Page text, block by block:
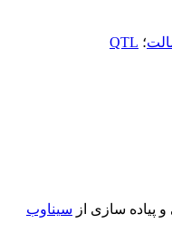
؛ QTL
پیاده سازی از سیناوب